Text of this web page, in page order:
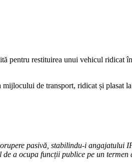
pentru restituirea unui vehicul ridicat
de transport, ridicat și plasat
pasivă, stabilindu-i angajatului
a ocupa funcții publice pe un termen